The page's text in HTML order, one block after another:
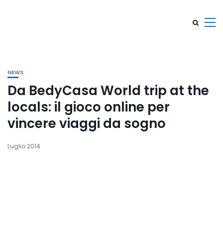
NEWS
Da BedyCasa World trip at the
locals: il gioco online per
vincere viaggi da sogno
Luglio 2014